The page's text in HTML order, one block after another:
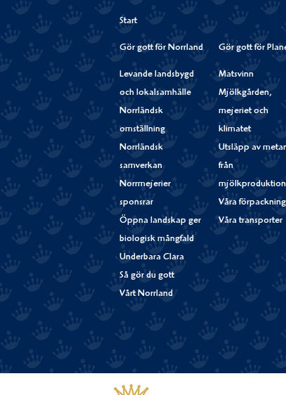
Start
Gör gott för Norrland
Levande landsbygd
och lokalsamhälle
Norrländsk
omställning
Norrländsk
samverkan
Norrmejerier
sponsrar
Öppna landskap ger
biologisk mångfald
Underbara Clara
Så gör du gott
Vårt Norrland
Gör gott för
Matsvinn
Mjölkgården,
mejeriet och
klimatet
Utsläpp av
från
mjölkproduktion
Våra
Våra transporter